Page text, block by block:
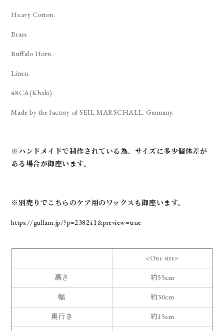
Heavy Cotton.
Brass.
Buffalo Horn.
Linen.
48CA(Khaki).
Made by the factory of SEIL MARSCHALL. Germany.
※ハンドメイドで制作されている為、サイズに多少個体差が
ある場合が御座います。
※別売りでこちらのケア用のワックスも御座います。
https://gullam.jp/?p=238241&preview=true
<One size>
高さ 約55cm
幅 約30cm
奥行き 約15cm